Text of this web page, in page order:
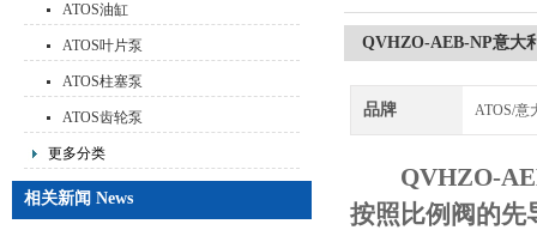
ATOS油缸
ATOS叶片泵
ATOS柱塞泵
ATOS齿轮泵
更多分类
相关新闻 News
QVHZO-AEB-NP意大
品牌 ATOS/意
QVHZO-
按照比例阀的先